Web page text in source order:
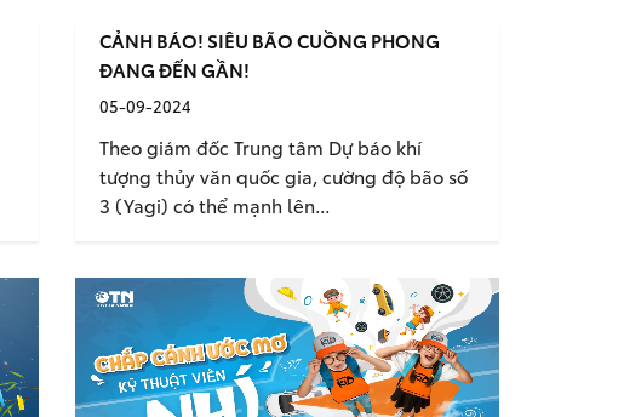
CẢNH BÁO! SIÊU BÃO CUỒNG PHONG
ĐANG ĐẾN GẦN!
05-09-2024
Theo giám đốc Trung tâm Dự báo khí
tượng thủy văn quốc gia, cường độ bão số
3 (Yagi) có thể mạnh lên...